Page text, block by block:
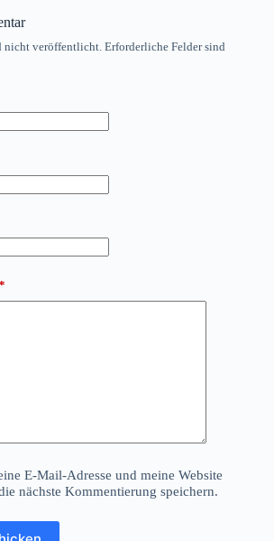
nicht veröffentlicht. Erforderliche Felder sind
E-Mail-Adresse und meine Website
nächste Kommentierung speichern.